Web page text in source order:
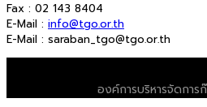
Fax : 02 143 8404
E-Mail : info@tgo.or.th
E-Mail : saraban_tgo@tgo.or.th
องค์การบริหารจัดการ